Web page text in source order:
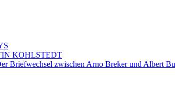
KOHLSTEDT
Briefwechsel zwischen Arno Breker und Albert